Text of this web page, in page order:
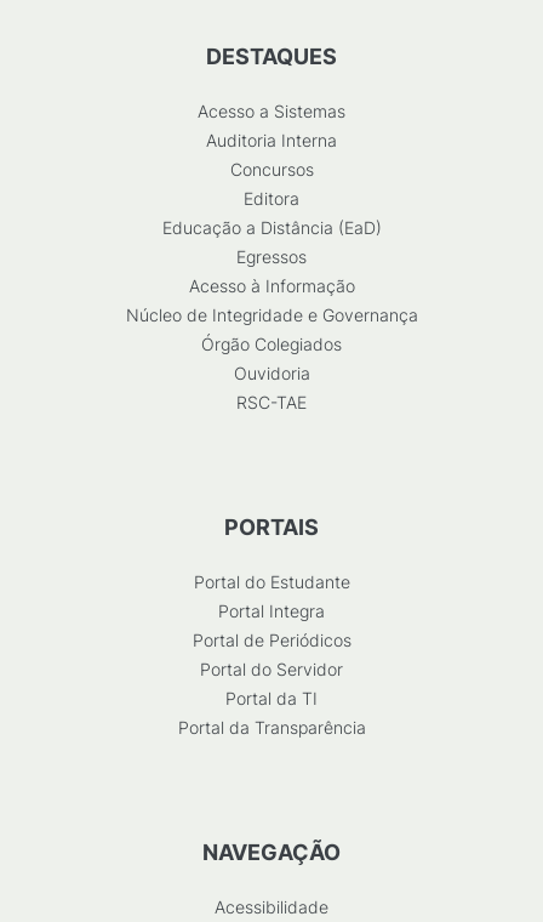
DESTAQUES
Acesso a Sistemas
Auditoria Interna
Concursos
Editora
Educação a Distância (EaD)
Egressos
Acesso à Informação
Núcleo de Integridade e Governança
Órgão Colegiados
Ouvidoria
RSC-TAE
PORTAIS
Portal do Estudante
Portal Integra
Portal de Periódicos
Portal do Servidor
Portal da TI
Portal da Transparência
NAVEGAÇÃO
Acessibilidade